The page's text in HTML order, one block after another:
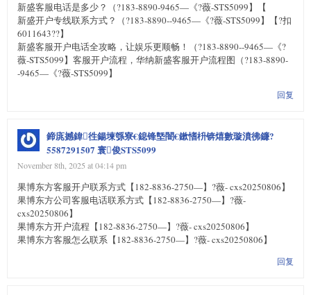
新盛客服电话是多少？（?183-8890-9465—《?薇-STS5099】【
新盛开户专线联系方式？（?183-8890--9465—《?薇-STS5099】【?扣
6011643??】
新盛客服开户电话全攻略，让娱乐更顺畅！（?183-8890--9465—《?
薇-STS5099】客服开户流程，华纳新盛客服开户流程图（?183-8890-
-9465—《?薇-STS5099】
回复
鍗庣撼鍏徃鍚堜綔寮€鎴锋墍闇€鏉愭枡锛熺數璇濆彿鐮?
5587291507 寰俊STS5099
November 8th, 2025 at 04:14 pm
果博东方客服开户联系方式【182-8836-2750—】?薇- cxs20250806】
果博东方公司客服电话联系方式【182-8836-2750—】?薇-
cxs20250806】
果博东方开户流程【182-8836-2750—】?薇- cxs20250806】
果博东方客服怎么联系【182-8836-2750—】?薇- cxs20250806】
回复